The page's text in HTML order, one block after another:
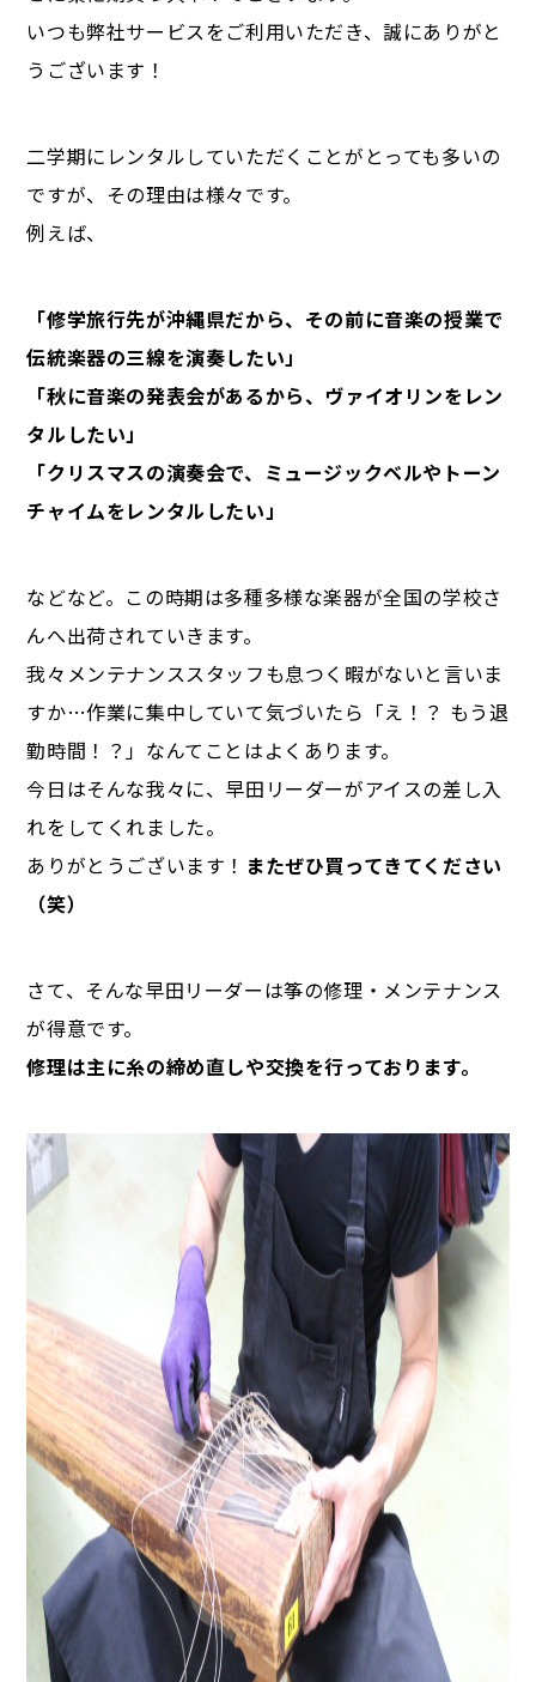
いつも弊社サービスをご利用いただき、誠にありがと
うございます！
二学期にレンタルしていただくことがとっても多いの
ですが、その理由は様々です。
例えば、
「修学旅行先が沖縄県だから、その前に音楽の授業で
伝統楽器の三線を演奏したい」
「秋に音楽の発表会があるから、ヴァイオリンをレン
タルしたい」
「クリスマスの演奏会で、ミュージックベルやトーン
チャイムをレンタルしたい」
などなど。この時期は多種多様な楽器が全国の学校さ
んへ出荷されていきます。
我々メンテナンススタッフも息つく暇がないと言いま
すか…作業に集中していて気づいたら「え！？ もう退
勤時間！？」なんてことはよくあります。
今日はそんな我々に、早田リーダーがアイスの差し入
れをしてくれました。
ありがとうございます！ またぜひ買ってきてください
（笑）
さて、そんな早田リーダーは筝の修理・メンテナンス
が得意です。
修理は主に糸の締め直しや交換を行っております。